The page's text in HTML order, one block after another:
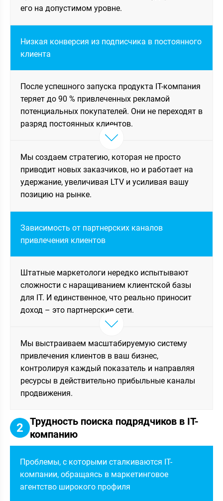
его на допустимом уровне.
Низкая конверсия из подписчика в постоянного
клиента
После успешного запуска продукта IT-компания
теряет до 90 % привлеченных рекламой
потенциальных покупателей. Они не переходят в
разряд постоянных клиентов.
Мы создаем стратегию, которая не просто
приводит новых заказчиков, но и работает на
удержание, увеличивая LTV и усиливая вашу
позицию на рынке.
Зависимость от партнерских каналов
привлечения клиентов
Штатные маркетологи нередко испытывают
сложности с наращиванием клиентской базы
для IT. И единственное, что реально приносит
доход – это партнерские сети.
Мы выстраиваем масштабируемую систему
привлечения клиентов в ваш бизнес,
контролируя каждый показатель и направляя
ресурсы в действительно прибыльные каналы
продвижения.
2 Трудность поиска подрядчиков в IT-
компанию
Проблемы, с которыми сталкиваются IT-
компании, обращаясь в маркетинговое
агентство широкого профиля